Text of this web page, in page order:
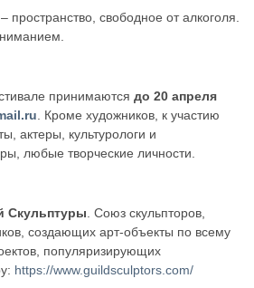
пространство, свободное от алкоголя.
принимаются до 20 апреля
. Кроме художников, к участию
актеры, культурологи и
любые творческие личности.
Скульптуры. Союз скульпторов,
создающих арт-объекты по всему
популяризирующих
https://www.guildsculptors.com/